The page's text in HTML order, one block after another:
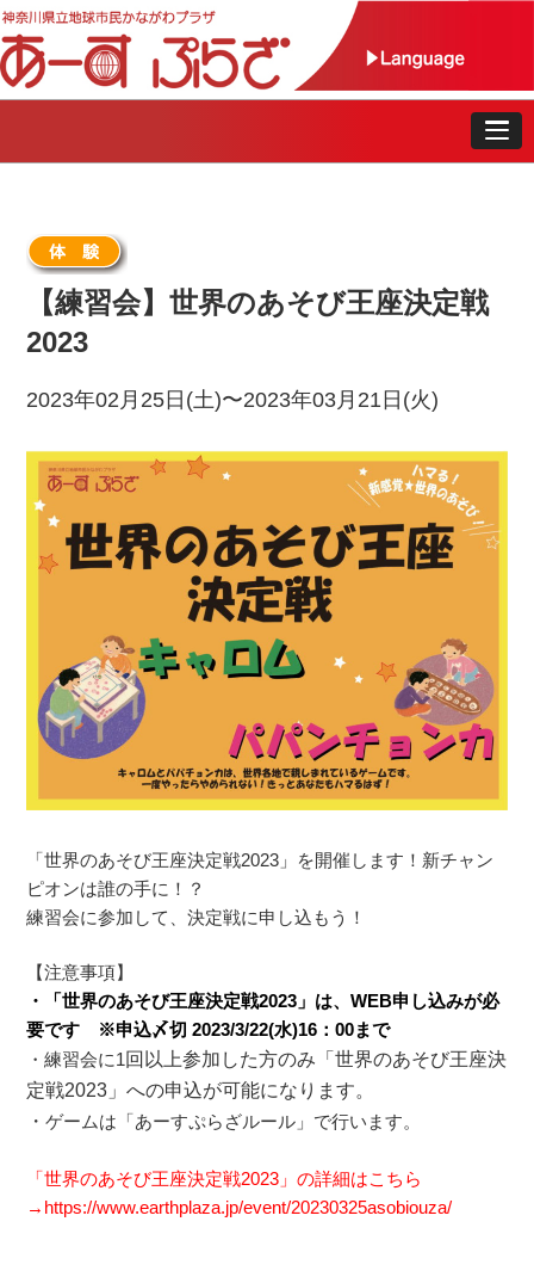
【練習会】世界のあそび王座決定戦
2023
2023年02月25日(土)〜2023年03月21日(火)
「世界のあそび王座決定戦2023」を開催します！新チャン
ピオンは誰の手に！？
練習会に参加して、決定戦に申し込もう！
【注意事項】
・「世界のあそび王座決定戦2023」は、WEB申し込みが必
要です ※申込〆切 2023/3/22(水)16：00まで
・練習会に1回以上参加した方のみ「世界のあそび王座決
定戦2023」への申込が可能になります。
・ゲームは「あーすぷらざルール」で行います。
「世界のあそび王座決定戦2023」の詳細はこちら
→ https://www.earthplaza.jp/event/20230325asobiouza/